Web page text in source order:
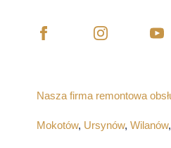
Nasza firma remontowa
Mokotów, Ursynów,Wilanów,